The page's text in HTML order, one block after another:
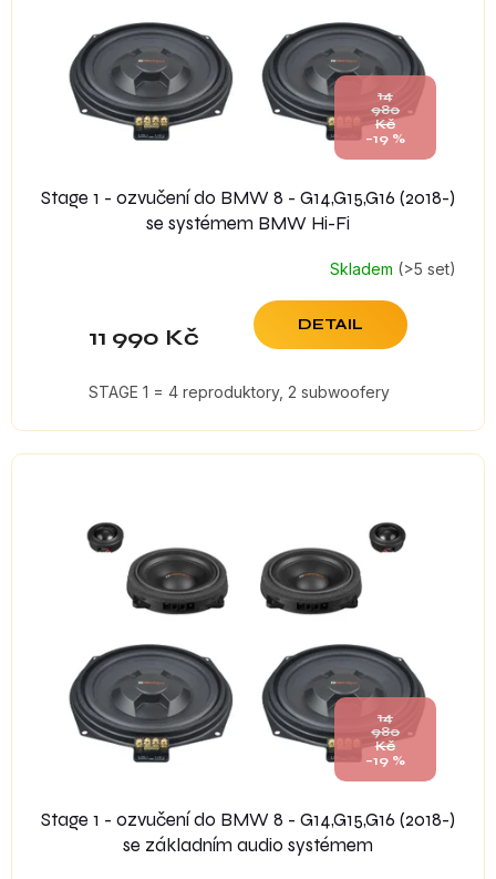
14
980
Kč
–19 %
Stage 1 - ozvučení do BMW 8 - G14,G15,G16 (2018-)
se systémem BMW Hi-Fi
Skladem (>5 set)
11 990 Kč DETAIL
STAGE 1 = 4 reproduktory, 2 subwoofery
14
980
Kč
–19 %
Stage 1 - ozvučení do BMW 8 - G14,G15,G16 (2018-)
se základním audio systémem